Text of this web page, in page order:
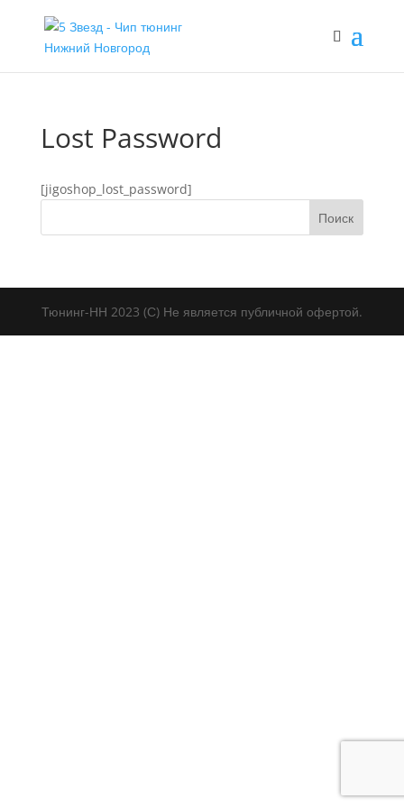
Lost Password
[jigoshop_lost_password]
Тюнинг-НН 2023 (С) Не является публичной офертой.